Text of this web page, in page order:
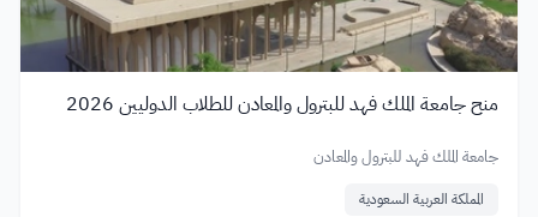
منح جامعة الملك فهد للبترول والمعادن للطلاب الدوليين 2026
جامعة الملك فهد للبترول والمعادن
المملكة العربية السعودية